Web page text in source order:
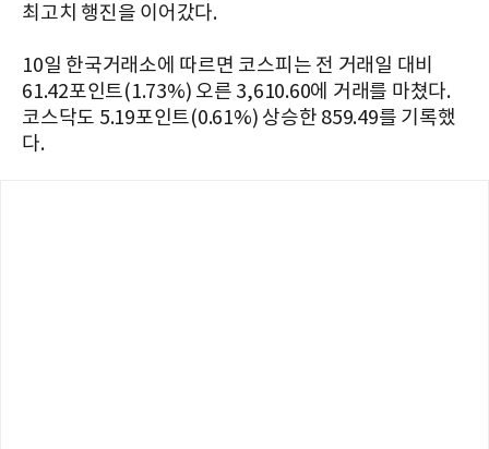
최고치 행진을 이어갔다.
10일 한국거래소에 따르면 코스피는 전 거래일 대비
61.42포인트(1.73%) 오른 3,610.60에 거래를 마쳤다.
코스닥도 5.19포인트(0.61%) 상승한 859.49를 기록했
다.